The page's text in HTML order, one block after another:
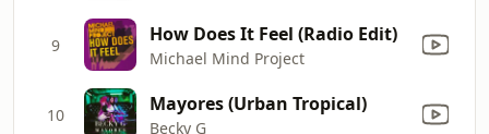
9 How Does It Feel (Radio Edit)
Michael Mind Project
10 Mayores (Urban Tropical)
Becky G